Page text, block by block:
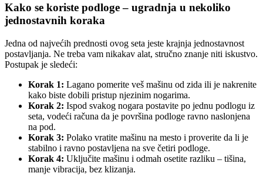
Kako se koriste podloge – ugradnja u nekoliko
jednostavnih koraka
Jedna od najvećih prednosti ovog seta jeste krajnja jednostavnost
postavljanja. Ne treba vam nikakav alat, stručno znanje niti iskustvo.
Postupak je sledeći:
Korak 1: Lagano pomerite veš mašinu od zida ili je nakrenite
kako biste dobili pristup njezinim nogarima.
Korak 2: Ispod svakog nogara postavite po jednu podlogu iz
seta, vodeći računa da je površina podloge ravno naslonjena
na pod.
Korak 3: Polako vratite mašinu na mesto i proverite da li je
stabilno i ravno postavljena na sve četiri podloge.
Korak 4: Uključite mašinu i odmah osetite razliku – tišina,
manje vibracija, bez klizanja.